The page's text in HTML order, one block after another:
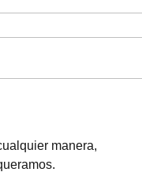
manera,